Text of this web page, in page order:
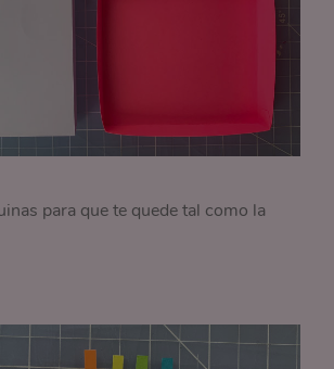
para que te quede tal como la